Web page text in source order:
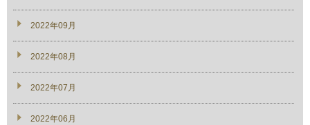
2022年09月
2022年08月
2022年07月
2022年06月